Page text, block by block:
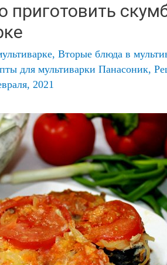
приготовить
, Вторые блюда в
для мультиварки Панасоник,
2021